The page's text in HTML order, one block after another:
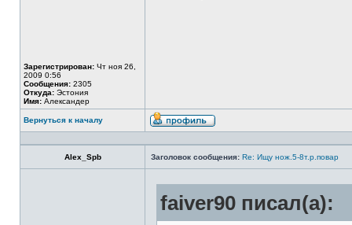
Зарегистрирован: Чт ноя 26,
2009 0:56
Сообщения: 2305
Откуда: Эстония
Имя: Александер
Вернуться к началу
Alex_Spb Заголовок сообщения: Re: Ищу нож.5-8т.р.повар
faiver90 писал(а):